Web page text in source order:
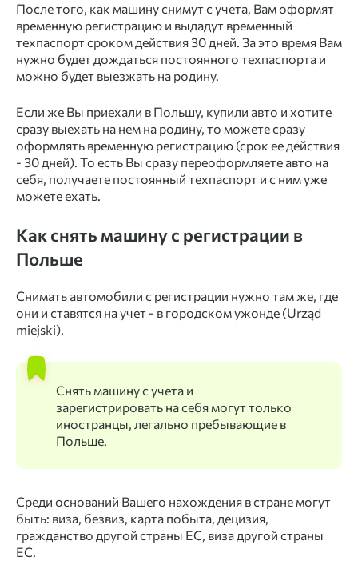
После того, как машину снимут с учета, Вам оформят
временную регистрацию и выдадут временный
техпаспорт сроком действия 30 дней. За это время Вам
нужно будет дождаться постоянного техпаспорта и
можно будет выезжать на родину.
Если же Вы приехали в Польшу, купили авто и хотите
сразу выехать на нем на родину, то можете сразу
оформлять временную регистрацию (срок ее действия
- 30 дней). То есть Вы сразу переоформляете авто на
себя, получаете постоянный техпаспорт и с ним уже
можете ехать.
Как снять машину с регистрации в
Польше
Снимать автомобили с регистрации нужно там же, где
они и ставятся на учет - в городском ужонде (Urząd
miejski).
Снять машину с учета и
зарегистрировать на себя могут только
иностранцы, легально пребывающие в
Польше.
Среди оснований Вашего нахождения в стране могут
быть: виза, безвиз, карта побыта, децизия,
гражданство другой страны ЕС, виза другой страны
ЕС.